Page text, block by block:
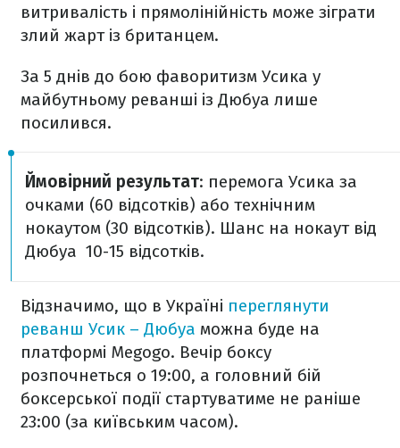
витривалість і прямолінійність може зіграти
злий жарт із британцем.
За 5 днів до бою фаворитизм Усика у
майбутньому реванші із Дюбуа лише
посилився.
Ймовірний результат: перемога Усика за
очками (60 відсотків) або технічним
нокаутом (30 відсотків). Шанс на нокаут від
Дюбуа 10-15 відсотків.
Відзначимо, що в Україні переглянути
реванш Усик – Дюбуа можна буде на
платформі Megogo. Вечір боксу
розпочнеться о 19:00, а головний бій
боксерської події стартуватиме не раніше
23:00 (за київським часом).